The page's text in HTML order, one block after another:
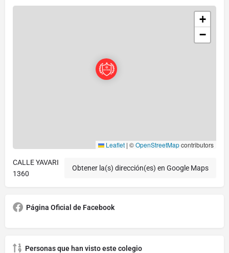
+
−
Leaflet | ©OpenStreetMapcontributors
CALLE YAVARI
1360
Obtener la(s) dirección(es) en Google Maps
Página Oficial de Facebook
Personas que han visto este colegio